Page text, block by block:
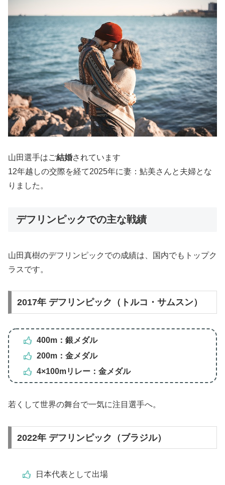
山田選手はご結婚されています
12年越しの交際を経て2025年に妻：鮎美さんと夫婦とな
りました。
デフリンピックでの主な戦績
山田真樹のデフリンピックでの成績は、国内でもトップク
ラスです。
2017年 デフリンピック（トルコ・サムスン）
400m：銀メダル
200m：金メダル
4×100mリレー：金メダル
若くして世界の舞台で一気に注目選手へ。
2022年 デフリンピック（ブラジル）
日本代表として出場